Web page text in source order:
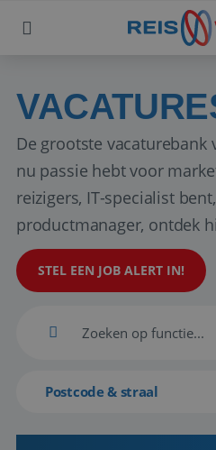
De grootste vacaturebank
nu passie hebt voor
reizigers, IT-specialist
productmanager, ontdek
STEL EEN JOB ALERT IN!
Postcode & straal